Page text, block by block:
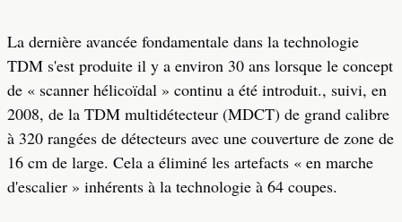
La dernière avancée fondamentale dans la technologie
TDM s'est produite il y a environ 30 ans lorsque le concept
de « scanner hélicoïdal » continu a été introduit., suivi, en
2008, de la TDM multidétecteur (MDCT) de grand calibre
à 320 rangées de détecteurs avec une couverture de zone de
16 cm de large. Cela a éliminé les artefacts « en marche
d'escalier » inhérents à la technologie à 64 coupes.